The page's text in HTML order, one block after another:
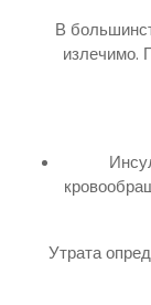
В
излечимо.
Утрата